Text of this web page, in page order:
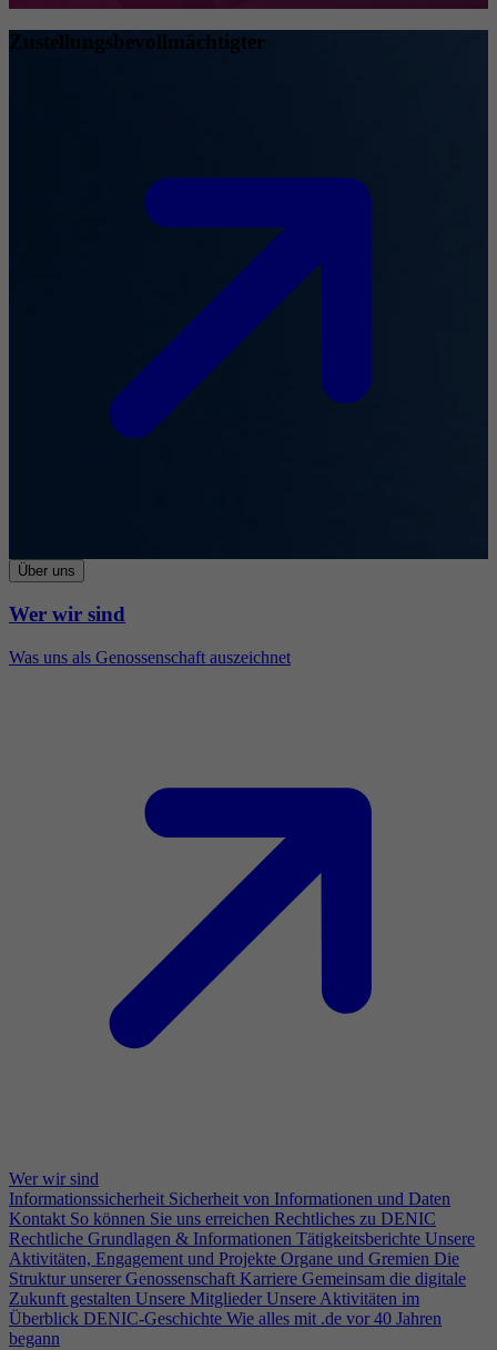
Zustellungsbevollmächtigter
Über uns
Wer wir sind
Was uns als Genossenschaft auszeichnet
Wer wir sind
Informationssicherheit Sicherheit von Informationen und Daten
Kontakt So können Sie uns erreichen Rechtliches zu DENIC
Rechtliche Grundlagen & Informationen Tätigkeitsberichte Unsere
Aktivitäten, Engagement und Projekte Organe und Gremien Die
Struktur unserer Genossenschaft Karriere Gemeinsam die digitale
Zukunft gestalten Unsere Mitglieder Unsere Aktivitäten im
Überblick DENIC-Geschichte Wie alles mit .de vor 40 Jahren
begann